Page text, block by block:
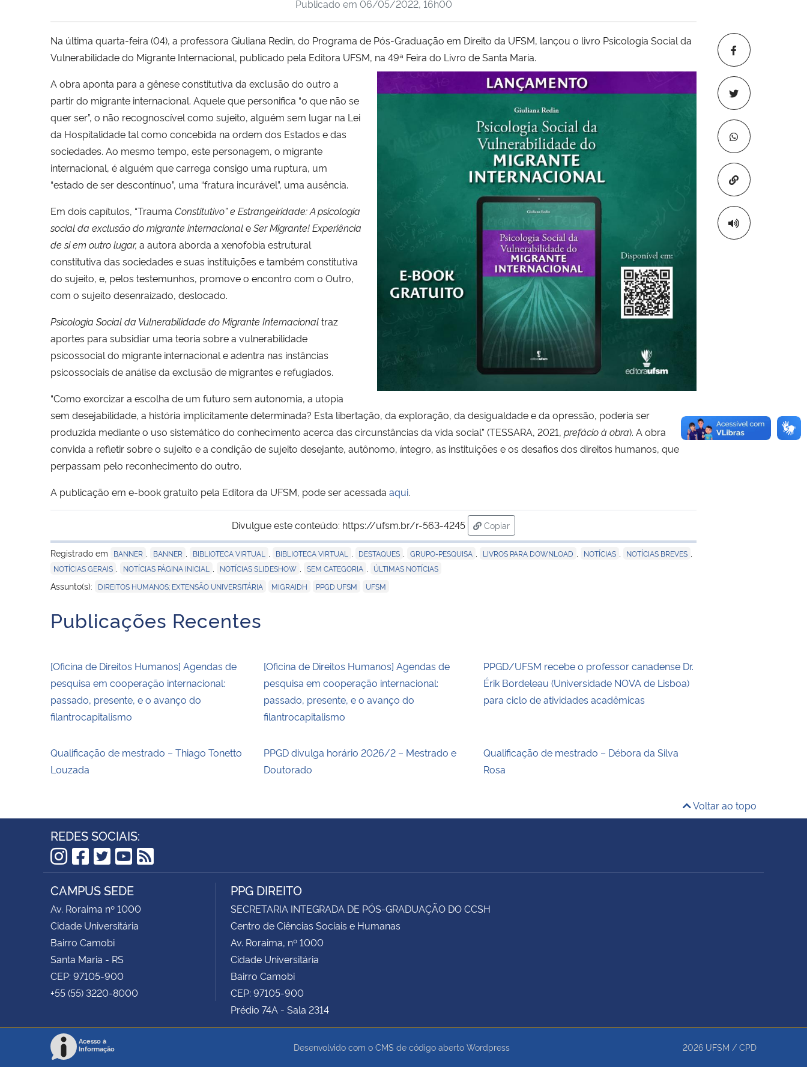
Copiar para
Publicado em 06/05/2022, 16h00
Na última quarta-feira (04), a professora Giuliana Redin, do Programa de Pós-Graduação em Direito da UFSM, lançou o livro Psicologia Social da
Vulnerabilidade do Migrante Internacional, publicado pela Editora UFSM, na 49ª Feira do Livro de Santa Maria.
A obra aponta para a gênese constitutiva da exclusão do outro a
partir do migrante internacional. Aquele que personifica “o que não se
quer ser”, o não recognoscível como sujeito, alguém sem lugar na Lei
da Hospitalidade tal como concebida na ordem dos Estados e das
sociedades. Ao mesmo tempo, este personagem, o migrante
internacional, é alguém que carrega consigo uma ruptura, um
“estado de ser descontínuo”, uma “fratura incurável”, uma ausência.
Em dois capítulos, “Trauma Constitutivo” e Estrangeiridade: A psicologia
social da exclusão do migrante internacionaleSer Migrante! Experiência
de si em outro lugar, a autora aborda a xenofobia estrutural
constitutiva das sociedades e suas instituições e também constitutiva
do sujeito, e, pelos testemunhos, promove o encontro com o Outro,
com o sujeito desenraizado, deslocado.
Psicologia Social da Vulnerabilidade do Migrante Internacionaltraz
aportes para subsidiar uma teoria sobre a vulnerabilidade
psicossocial do migrante internacional e adentra nas instâncias
psicossociais de análise da exclusão de migrantes e refugiados.
“Como exorcizar a escolha de um futuro sem autonomia, a utopia
sem desejabilidade, a história implicitamente determinada? Esta libertação, da exploração, da desigualdade e da opressão, poderia ser
produzida mediante o uso sistemático do conhecimento acerca das circunstâncias da vida social” (TESSARA, 2021, prefácio à obra). A obra
convida a refletir sobre o sujeito e a condição de sujeito desejante, autônomo, íntegro, as instituições e os desafios dos direitos humanos, que
perpassam pelo reconhecimento do outro.
A publicação em e-book gratuito pela Editora da UFSM, pode ser acessada aqui.
Divulgue este conteúdo: https://ufsm.br/r-563-4245
Copiar
para área de transferência
Registrado em
BANNER BANNER BIBLIOTECA VIRTUAL BIBLIOTECA VIRTUAL DESTAQUES GRUPO-PESQUISA LIVROS PARA DOWNLOAD NOTÍCIAS NOTÍCIAS BREVES
NOTÍCIAS GERAIS NOTÍCIAS PÁGINA INICIAL NOTÍCIAS SLIDESHOW SEM CATEGORIA ÚLTIMAS NOTÍCIAS
Assunto(s): DIREITOS HUMANOS; EXTENSÃO UNIVERSITÁRIA MIGRAIDH PPGD UFSM UFSM
Publicações Recentes
[Oficina de Direitos Humanos] Agendas de
pesquisa em cooperação internacional:
passado, presente, e o avanço do
filantrocapitalismo
[Oficina de Direitos Humanos] Agendas de
pesquisa em cooperação internacional:
passado, presente, e o avanço do
filantrocapitalismo
PPGD/UFSM recebe o professor canadense Dr.
Érik Bordeleau (Universidade NOVA de Lisboa)
para ciclo de atividades acadêmicas
Qualificação de mestrado – Thiago Tonetto
Louzada
PPGD divulga horário 2026/2 – Mestrado e
Doutorado
Qualificação de mestrado – Débora da Silva
Rosa
Voltar ao topo
REDES SOCIAIS:
Instagram
Facebook
Twitter
YouTube
RSS
CAMPUS SEDE
Av. Roraima nº 1000
Cidade Universitária
Bairro Camobi
Santa Maria - RS
CEP: 97105-900
+55 (55) 3220-8000
PPG DIREITO
SECRETARIA INTEGRADA DE PÓS-GRADUAÇÃO DO CCSH
Centro de Ciências Sociais e Humanas
Av. Roraima, nº 1000
Cidade Universitária
Bairro Camobi
CEP: 97105-900
Prédio 74A - Sala 2314
Acesso à
Informação
Desenvolvido com o CMS de código aberto Wordpress 2026 UFSM / CPD